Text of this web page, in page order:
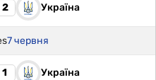
2 Україна
7 червня
Україна